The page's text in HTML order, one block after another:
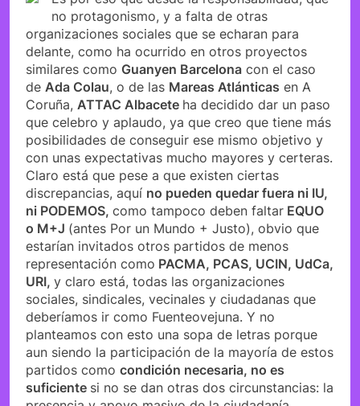
no protagonismo, y a falta de otras
organizaciones sociales que se echaran para
delante, como ha ocurrido en otros proyectos
similares como Guanyen Barcelona con el caso
de Ada Colau, o de las Mareas Atlánticas en A
Coruña, ATTAC Albacete ha decidido dar un paso
que celebro y aplaudo, ya que creo que tiene más
posibilidades de conseguir ese mismo objetivo y
con unas expectativas mucho mayores y certeras.
Claro está que pese a que existen ciertas
discrepancias, aquí no pueden quedar fuera ni IU,
ni PODEMOS, como tampoco deben faltar EQUO
o M+J (antes Por un Mundo + Justo), obvio que
estarían invitados otros partidos de menos
representación como PACMA, PCAS, UCIN, UdCa,
URI, y claro está, todas las organizaciones
sociales, sindicales, vecinales y ciudadanas que
deberíamos ir como Fuenteovejuna. Y no
planteamos con esto una sopa de letras porque
aun siendo la participación de la mayoría de estos
partidos como condición necesaria, no es
suficiente si no se dan otras dos circunstancias: la